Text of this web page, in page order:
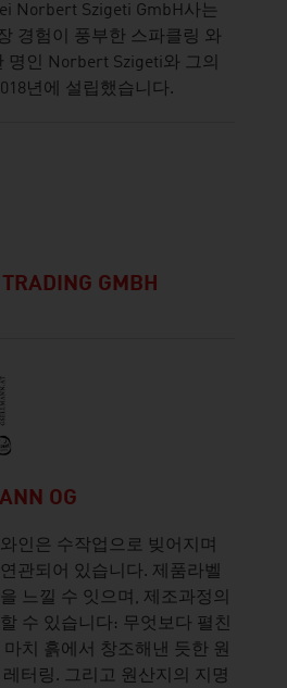
Norbert Szigeti GmbH사는
경험이 풍부한 스파클링 와
명인 Norbert Szigeti와 그의
년에 설립했습니다.
GMBH
OG
인은 수작업으로 빚어지며
관되어 있습니다. 제품라벨
느낄 수 잇으며, 제조과정의
수 있습니다: 무엇보다 펼친
치 흙에서 창조해낸 듯한 원
터링. 그리고 원산지의 지명